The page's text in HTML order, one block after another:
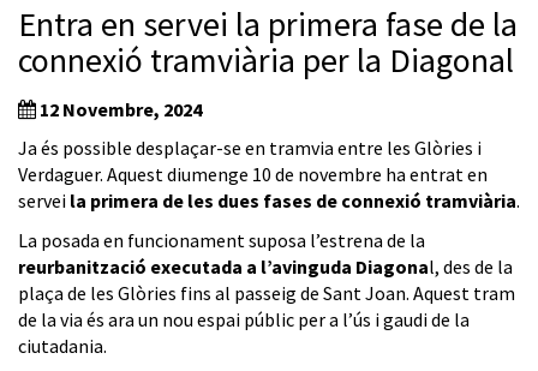
Entra en servei la primera fase de la
connexió tramviària per la Diagonal
12 Novembre, 2024
Ja és possible desplaçar-se en tramvia entre les Glòries i
Verdaguer. Aquest diumenge 10 de novembre ha entrat en
servei la primera de les dues fases de connexió tramviària.
La posada en funcionament suposa l’estrena de la
reurbanització executada a l’avinguda Diagonal, des de la
plaça de les Glòries fins al passeig de Sant Joan. Aquest tram
de la via és ara un nou espai públic per a l’ús i gaudi de la
ciutadania.